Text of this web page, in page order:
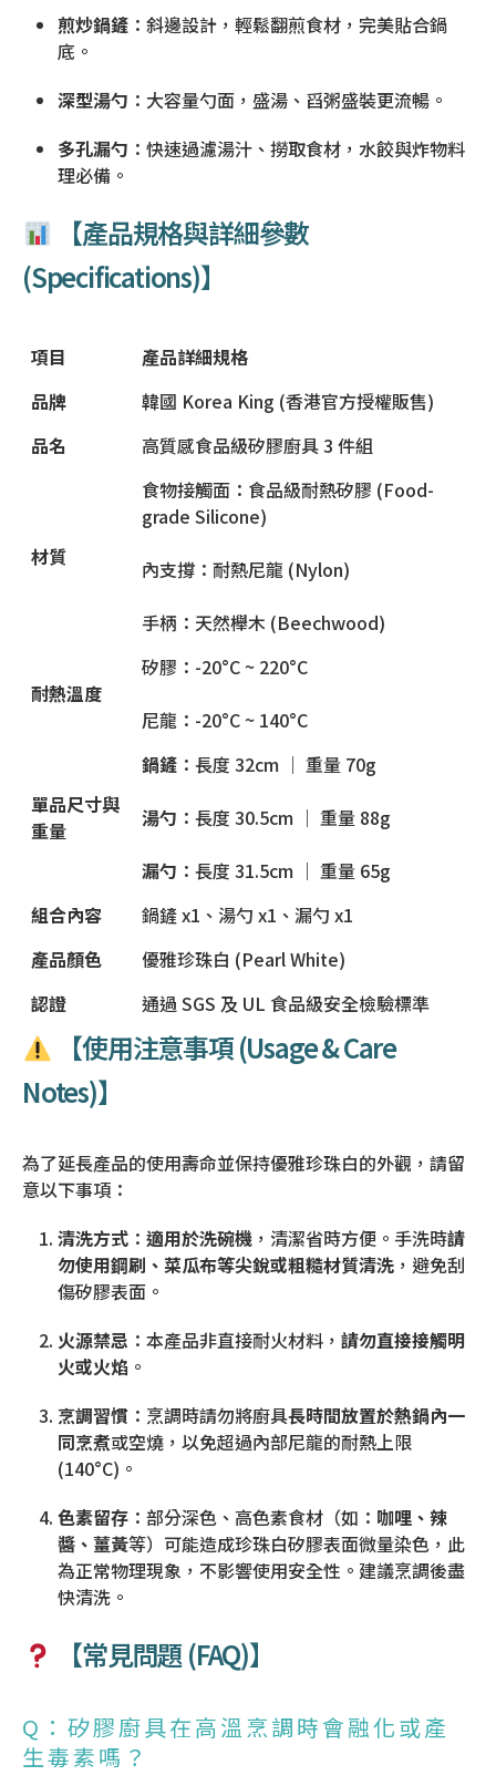
煎炒鍋鏟 ：斜邊設計，輕鬆翻煎食材，完美貼合鍋
底。
深型湯勺 ：大容量勺面，盛湯、舀粥盛裝更流暢。
多孔漏勺 ：快速過濾湯汁、撈取食材，水餃與炸物料
理必備。
【產品規格與詳細參數
(Specifications)】
項目
產品詳細規格
品牌
韓國 Korea King (香港官方授權販售)
品名
高質感食品級矽膠廚具 3 件組
材質
食物接觸面：食品級耐熱矽膠 (Food-
grade Silicone)
內支撐：耐熱尼龍 (Nylon)
手柄：天然櫸木 (Beechwood)
耐熱溫度
矽膠：-20°C ~ 220°C
尼龍：-20°C ~ 140°C
單品尺寸與
重量
鍋鏟 ：長度 32cm ｜ 重量 70g
湯勺 ：長度 30.5cm ｜ 重量 88g
漏勺 ：長度 31.5cm ｜ 重量 65g
組合內容
鍋鏟 x1、湯勺 x1、漏勺 x1
產品顏色
優雅珍珠白 (Pearl White)
認證
通過 SGS 及 UL 食品級安全檢驗標準
【使用注意事項 (Usage & Care
Notes)】
為了延長產品的使用壽命並保持優雅珍珠白的外觀，請留
意以下事項：
清洗方式 ： 適用於洗碗機 ，清潔省時方便。手洗時請
勿使用鋼刷、菜瓜布等尖銳或粗糙材質清洗 ，避免刮
傷矽膠表面。
火源禁忌 ：本產品非直接耐火材料， 請勿直接接觸明
火或火焰 。
烹調習慣 ：烹調時請勿將廚具長時間放置於熱鍋內一
同烹煮或空燒，以免超過內部尼龍的耐熱上限
(140°C)。
色素留存 ：部分深色、高色素食材（如： 咖哩、辣
醬、薑黃等）可能造成珍珠白矽膠表面微量染色，此
為正常物理現象，不影響使用安全性。建議烹調後盡
快清洗。
【常見問題 (FAQ)】
Q：矽膠廚具在高溫烹調時會融化或產
生毒素嗎？